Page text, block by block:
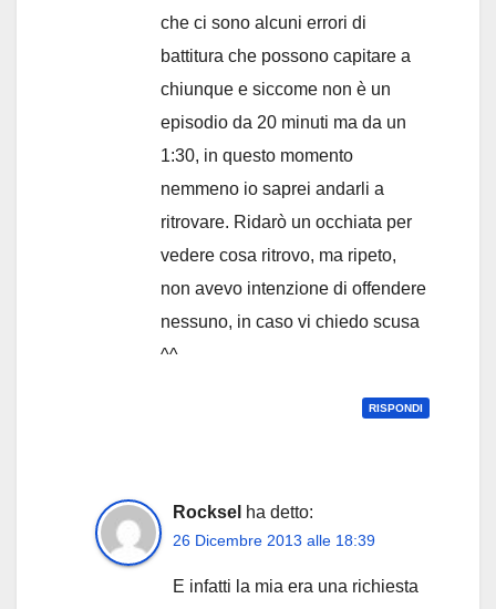
che ci sono alcuni errori di
battitura che possono capitare a
chiunque e siccome non è un
episodio da 20 minuti ma da un
1:30, in questo momento
nemmeno io saprei andarli a
ritrovare. Ridarò un occhiata per
vedere cosa ritrovo, ma ripeto,
non avevo intenzione di offendere
nessuno, in caso vi chiedo scusa
^^
RISPONDI
Rocksel ha detto:
26 Dicembre 2013 alle 18:39
E infatti la mia era una richiesta